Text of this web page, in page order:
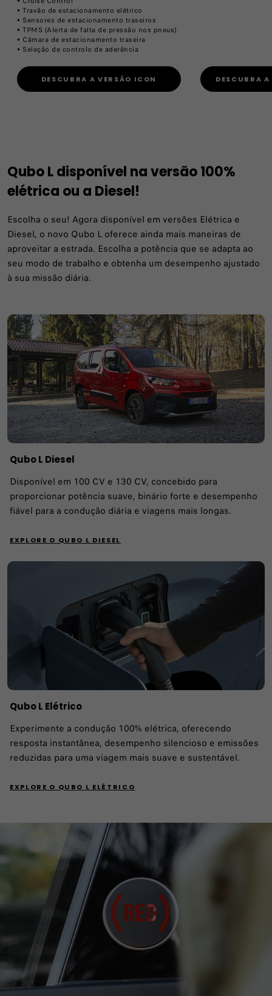
• Travão de estacionamento elétrico
• Sensores de estacionamento traseiros
• TPMS (Alerta de falta de pressão nos pneus)
​• Câmara de estacionamento traseira
​• Seleção de controlo de aderência
DESCUBRA A VERSÃO ICON DESCUBRA
Qubo L disponível na versão 100%
elétrica ou a Diesel!
Escolha o seu!​ Agora disponível em versões Elétrica e
Diesel, o novo Qubo L oferece ainda mais maneiras de
aproveitar a estrada. Escolha a potência que se adapta ao
seu modo de trabalho e obtenha um desempenho ajustado
à sua missão diária.
Qubo L Diesel​
Disponível em 100 CV e 130 CV, concebido para
proporcionar potência suave, binário forte e desempenho
fiável para a condução diária e viagens mais longas.
EXPLORE O QUBO L DIESEL
Qubo L Elétrico​
Experimente a condução 100% elétrica, oferecendo
resposta instantânea, desempenho silencioso e emissões
reduzidas para uma viagem mais suave e sustentável.​
EXPLORE O QUBO L ELÉTRICO